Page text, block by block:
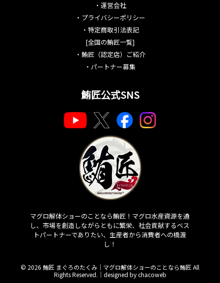
・ 運営会社
・ プライバシーポリシー
・ 特定商取引法表記
[全国の鮪匠一覧]
・ 鮪匠（認定店）ご紹介
・ パートナー募集
鮪匠公式SNS
マグロ解体ショーのことなら鮪匠！マグロ水産資源を通
し、市場を創造しながらともに繁栄、社会貢献するベス
トパートナーでありたい、生産者から消費者への橋渡
し！
© 2026 鮪匠 まぐろのたくみ｜マグロ解体ショーのことなら鮪匠 All
Rights Reserved.｜ designed by chacoweb